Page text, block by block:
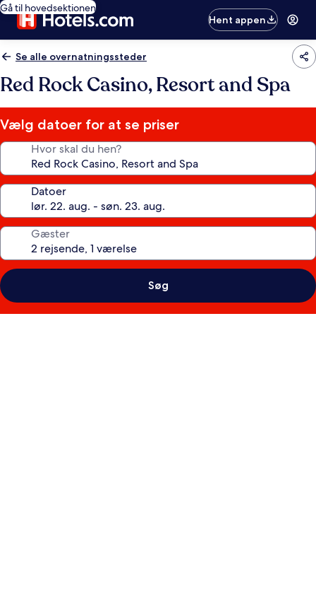
Gå til hovedsektionen
Hent appen
Se alle overnatningssteder
Red Rock Casino, Resort and Spa
Vælg datoer for at se priser
Hvor skal du hen?
Datoer
Gæster
Søg